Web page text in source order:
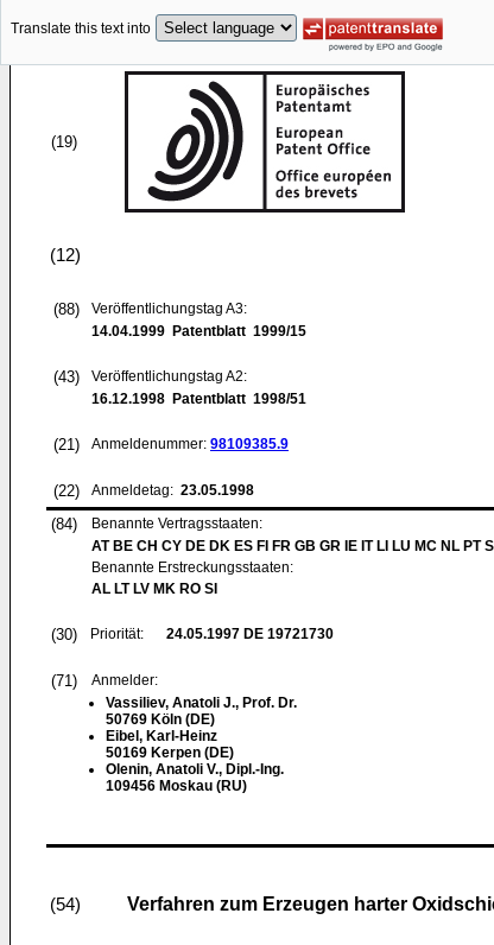
Translate this text into
(19)
(12)
(88)
Veröffentlichungstag A3:
14.04.1999 Patentblatt 1999/15
(43)
Veröffentlichungstag A2:
16.12.1998 Patentblatt 1998/51
(21) Anmeldenummer: 98109385.9
(22) Anmeldetag: 23.05.1998
(84)
Benannte Vertragsstaaten:
AT BE CH CY DE DK ES FI FR GB GR IE IT LI LU MC NL PT
Benannte Erstreckungsstaaten:
AL LT LV MK RO SI
(30) Priorität: 24.05.1997 DE 19721730
(71)
Anmelder:
Vassiliev, Anatoli J., Prof. Dr.
50769 Köln (DE)
Eibel, Karl-Heinz
50169 Kerpen (DE)
Olenin, Anatoli V., Dipl.-Ing.
109456 Moskau (RU)
(54) Verfahren zum Erzeugen harter